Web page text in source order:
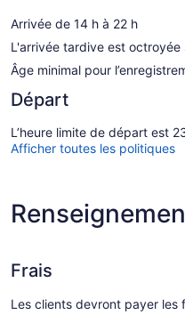
Arrivée de 14 h à 22 h
L'arrivée tardive est octroyée
Âge minimal pour
Départ
L’heure limite de départ est
Afficher toutes les politiques
Frais
Les clients devront payer les